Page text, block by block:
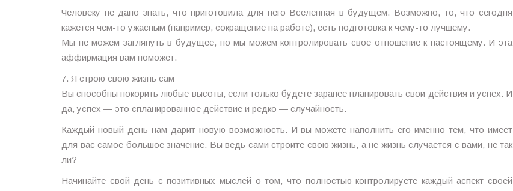
Человеку не дано знать, что приготовила для него Вселенная в будущем. Возможно, то, что сегодня
кажется чем-то ужасным (например, сокращение на работе), есть подготовка к чему-то лучшему.
Мы не можем заглянуть в будущее, но мы можем контролировать своё отношение к настоящему. И эта
аффирмация вам поможет.
7. Я строю свою жизнь сам
Вы способны покорить любые высоты, если только будете заранее планировать свои действия и успех. И
да, успех — это спланированное действие и редко — случайность.
Каждый новый день нам дарит новую возможность. И вы можете наполнить его именно тем, что имеет
для вас самое большое значение. Вы ведь сами строите свою жизнь, а не жизнь случается с вами, не так
ли?
Начинайте свой день с позитивных мыслей о том, что полностью контролируете каждый аспект своей